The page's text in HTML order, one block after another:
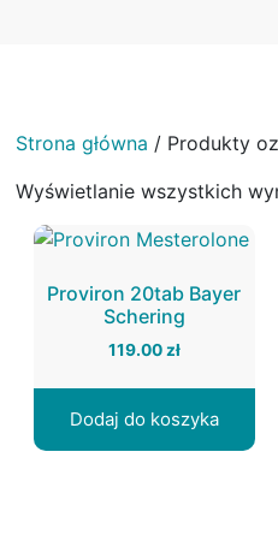
Strona główna / Produkty
Wyświetlanie wszystkich
Proviron 20tab Bayer
Schering
119.00 zł
Dodaj do koszyka